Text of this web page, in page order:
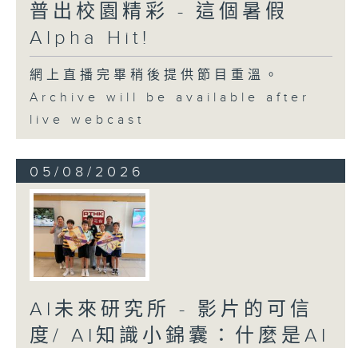
普出校園精彩 - 這個暑假
Alpha Hit!
網上直播完畢稍後提供節目重溫。
Archive will be available after
live webcast
05/08/2026
AI未來研究所 - 影片的可信
度/ AI知識小錦囊：什麼是AI